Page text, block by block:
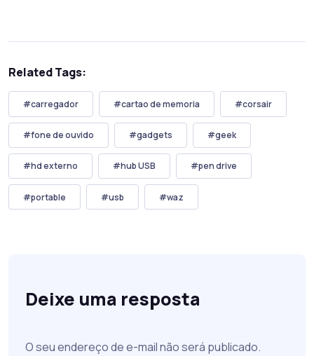
Related Tags:
#carregador #cartao de memoria #corsair
#fone de ouvido #gadgets #geek
#hd externo #hub USB #pen drive
#portable #usb #waz
Deixe uma resposta
O seu endereço de e-mail não será publicado.